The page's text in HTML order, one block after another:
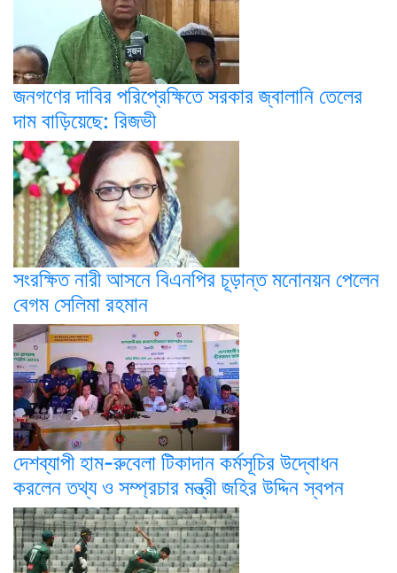
জনগণের দাবির পরিপ্রেক্ষিতে সরকার জ্বালানি তেলের
দাম বাড়িয়েছে: রিজভী
সংরক্ষিত নারী আসনে বিএনপির চূড়ান্ত মনোনয়ন পেলেন
বেগম সেলিমা রহমান
দেশব্যাপী হাম-রুবেলা টিকাদান কর্মসূচির উদ্বোধন
করলেন তথ্য ও সম্প্রচার মন্ত্রী জহির উদ্দিন স্বপন